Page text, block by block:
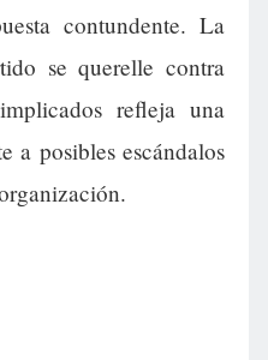
contundente. La
se querelle contra
refleja una
a posibles escándalos